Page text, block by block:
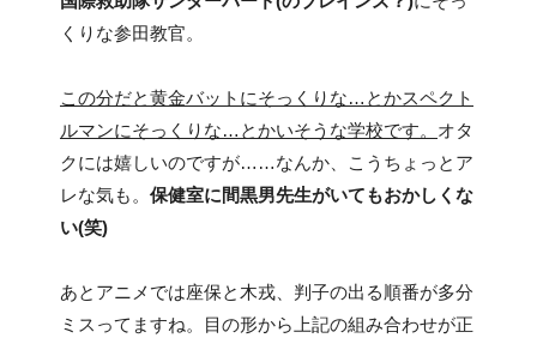
くりな参田教官。
この分だと黄金バットにそっくりな…とかスペクト
ルマンにそっくりな…とかいそうな学校です。 オタ
クには嬉しいのですが……なんか、こうちょっとア
レな気も。 保健室に間黒男先生がいてもおかしくな
い(笑)
あとアニメでは座保と木戎、判子の出る順番が多分
ミスってますね。目の形から上記の組み合わせが正